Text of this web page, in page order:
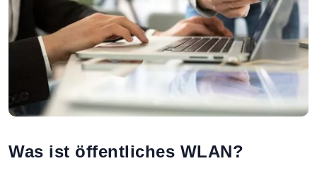
Was ist öffentliches WLAN?